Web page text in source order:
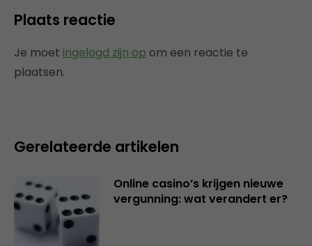
Plaats reactie
Je moet ingelogd zijn op om een reactie te
plaatsen.
Gerelateerde artikelen
Online casino’s krijgen nieuwe
vergunning: wat verandert er?